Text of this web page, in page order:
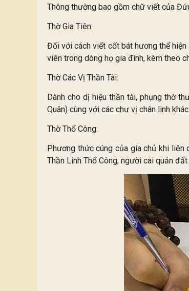
Thông thường bao gồm chữ viết của
Thờ Gia Tiên:
Đối với cách viết cốt bát hương thể
viên trong dòng họ gia đình, kèm theo
Thờ Các Vị Thần Tài:
Dành cho dị hiệu thần tài, phụng thờ
Quân) cùng với các chư vị chân linh khác.
Thờ Thổ Công:
Phương thức cúng của gia chủ khi
Thần Linh Thổ Công, người cai quản